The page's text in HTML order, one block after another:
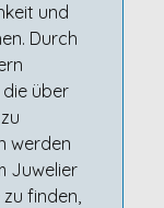
und
Durch
die über
werden
Juwelier
finden,